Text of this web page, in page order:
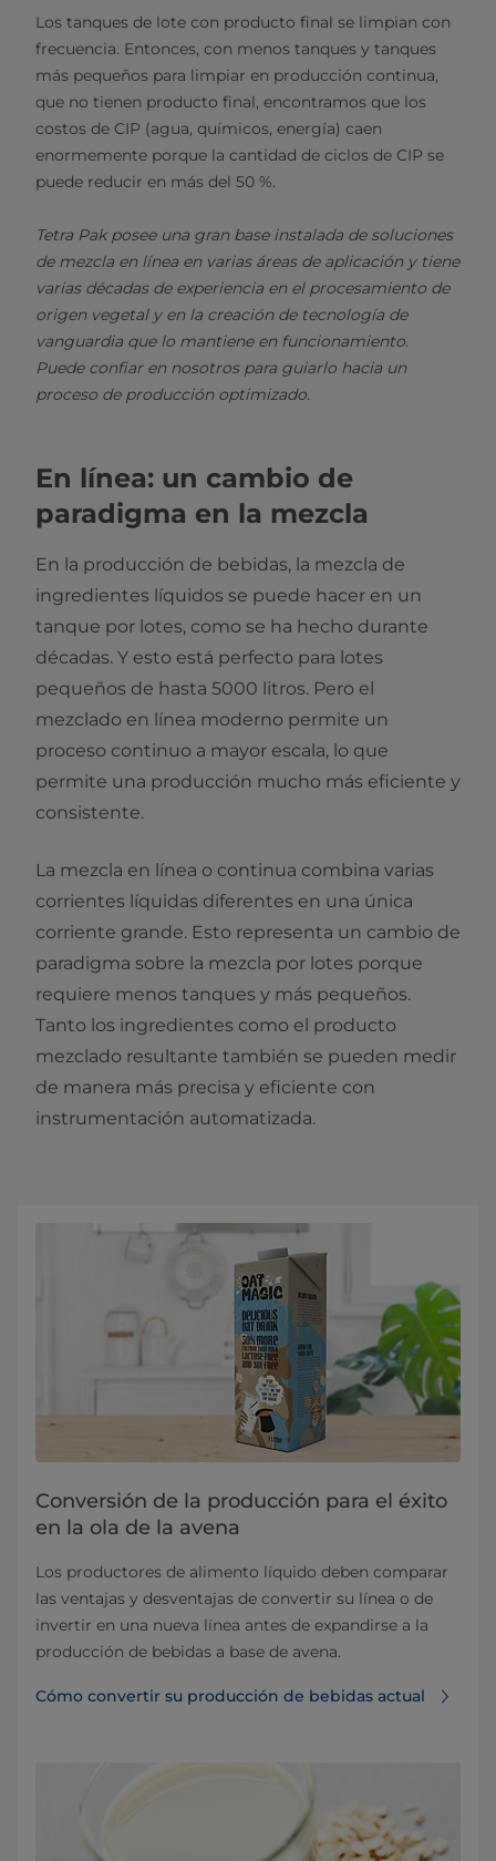
Los tanques de lote con producto final se limpian con
frecuencia. Entonces, con menos tanques y tanques
más pequeños para limpiar en producción continua,
que no tienen producto final, encontramos que los
costos de CIP (agua, químicos, energía) caen
enormemente porque la cantidad de ciclos de CIP se
puede reducir en más del 50 %.
Tetra Pak posee una gran base instalada de soluciones
de mezcla en línea en varias áreas de aplicación y tiene
varias décadas de experiencia en el procesamiento de
origen vegetal y en la creación de tecnología de
vanguardia que lo mantiene en funcionamiento.
Puede confiar en nosotros para guiarlo hacia un
proceso de producción optimizado.
En línea: un cambio de
paradigma en la mezcla
En la producción de bebidas, la mezcla de
ingredientes líquidos se puede hacer en un
tanque por lotes, como se ha hecho durante
décadas. Y esto está perfecto para lotes
pequeños de hasta 5000 litros. Pero el
mezclado en línea moderno permite un
proceso continuo a mayor escala, lo que
permite una producción mucho más eficiente y
consistente.
La mezcla en línea o continua combina varias
corrientes líquidas diferentes en una única
corriente grande. Esto representa un cambio de
paradigma sobre la mezcla por lotes porque
requiere menos tanques y más pequeños.
Tanto los ingredientes como el producto
mezclado resultante también se pueden medir
de manera más precisa y eficiente con
instrumentación automatizada.
Conversión de la producción para el éxito
en la ola de la avena
Los productores de alimento líquido deben comparar
las ventajas y desventajas de convertir su línea o de
invertir en una nueva línea antes de expandirse a la
producción de bebidas a base de avena.
Cómo convertir su producción de bebidas actual